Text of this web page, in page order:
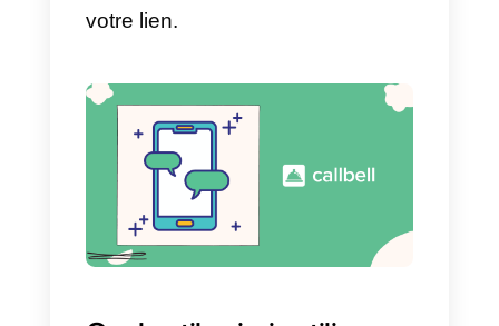
Ainsi, la première étape sera
terminée et le compte sera prêt à
établir des liens.